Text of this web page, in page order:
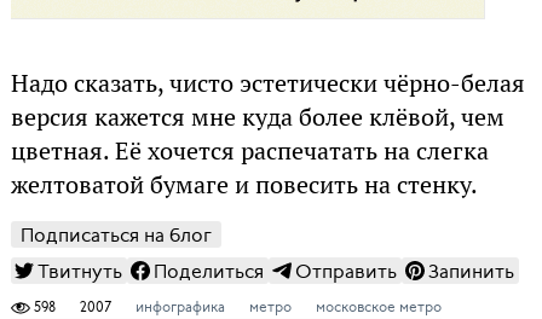
Надо сказать, чисто эстетически чёрно-белая
версия кажется мне куда более клёвой, чем
цветная. Её хочется распечатать на слегка
желтоватой бумаге и повесить на стенку.
Подписаться на блог
Твитнуть
Поделиться Отправить Запинить
598 2007 инфографика метро московское метро